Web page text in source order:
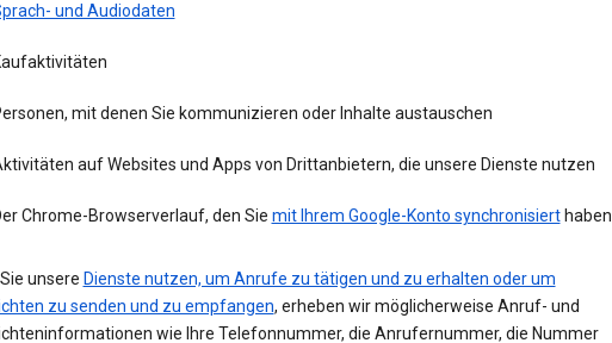
und Audiodaten
mit denen Sie kommunizieren oder Inhalte austauschen
auf Websites und Apps von Drittanbietern, die unsere Dienste nutzen
Chrome-Browserverlauf, den Sie mit Ihrem Google-Konto synchronisierthaben
unsere Dienste nutzen, um Anrufe zu tätigen und zu erhalten oder um
zu senden und zu empfangen, erheben wir möglicherweise Anruf- und
wie Ihre Telefonnummer, die Anrufernummer, die Nummer